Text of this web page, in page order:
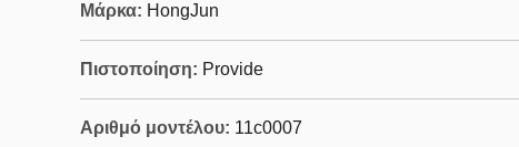
Μάρκα: HongJun
Πιστοποίηση: Provide
Αριθμό μοντέλου: 11c0007